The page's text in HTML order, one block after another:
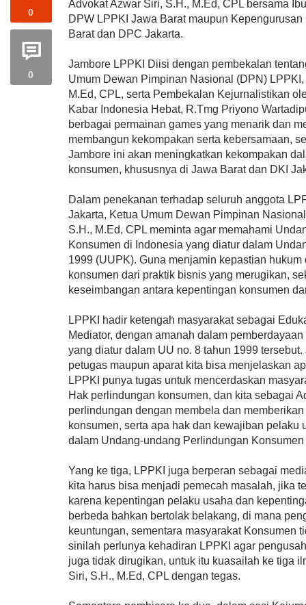
0
0
Advokat Azwar Siri, S.H., M.Ed, CPL bersama
DPW LPPKI Jawa Barat maupun
Barat dan DPC Jakarta.
Jambore LPPKI Diisi dengan pembekalan
Umum Dewan Pimpinan Nasional (DPN)
M.Ed, CPL, serta Pembekalan Kejurnalistikan
Kabar Indonesia Hebat, R.Tmg Priyono
berbagai permainan games yang menarik dan
membangun kekompakan serta kebersamaan,
Jambore ini akan meningkatkan kekompakan
konsumen, khususnya di Jawa Barat dan DKI
Dalam penekanan terhadap seluruh anggota
Jakarta, Ketua Umum Dewan Pimpinan
S.H., M.Ed, CPL meminta agar memahami
Konsumen di Indonesia yang diatur dalam
1999 (UUPK). Guna menjamin kepastian
konsumen dari praktik bisnis yang merugikan,
keseimbangan antara kepentingan konsumen
LPPKI hadir ketengah masyarakat sebagai
Mediator, dengan amanah dalam
yang diatur dalam UU no. 8 tahun 1999
petugas maupun aparat kita bisa menjelaskan
LPPKI punya tugas untuk mencerdaskan
Hak perlindungan konsumen, dan kita sebagai
perlindungan dengan membela dan
konsumen, serta apa hak dan kewajiban pelaku
dalam Undang-undang Perlindungan
Yang ke tiga, LPPKI juga berperan sebagai
kita harus bisa menjadi pemecah masalah, jika
karena kepentingan pelaku usaha dan
berbeda bahkan bertolak belakang, di mana
keuntungan, sementara masyarakat Konsumen
sinilah perlunya kehadiran LPPKI agar
juga tidak dirugikan, untuk itu kuasailah ke tiga
Siri, S.H., M.Ed, CPL dengan tegas.